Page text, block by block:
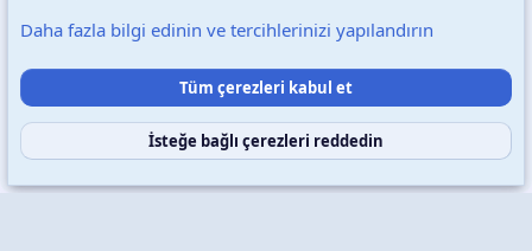
Destek talepleri Bize ulaşın Şartlar ve kurallar
Gizlilik politikası Yardım Ana sayfa
S
Copyright © 2026 XenWp Telif Hakları Saklıdır
Daha fazla bilgi edinin ve tercihlerinizi yapılandırın
Tüm çerezleri kabul et
İsteğe bağlı çerezleri reddedin